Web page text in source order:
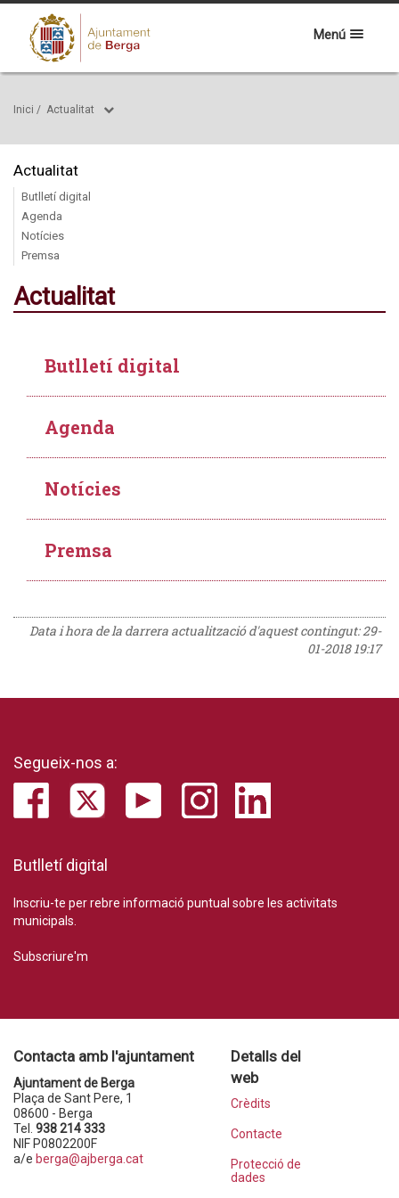
Menú
Inici / Actualitat
Actualitat
Butlletí digital
Agenda
Notícies
Premsa
Actualitat
Butlletí digital
Agenda
Notícies
Premsa
Data i hora de la darrera actualització d'aquest contingut:29-
01-2018 19:17
Segueix-nos a:
Butlletí digital
Inscriu-te per rebre informació puntual sobre les activitats
municipals.
Subscriure'm
Contacta amb l'ajuntament
Ajuntament de Berga
Plaça de Sant Pere, 1
08600 - Berga
Tel. 938 214 333
NIF P0802200F
a/e berga@ajberga.cat
Detalls del
web
Crèdits
Contacte
Protecció de
dades